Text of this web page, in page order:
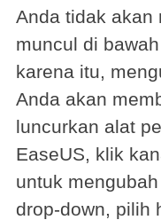
Anda tidak akan
muncul di
karena itu,
Anda akan
luncurkan alat
EaseUS, klik
untuk
drop-down, pilih